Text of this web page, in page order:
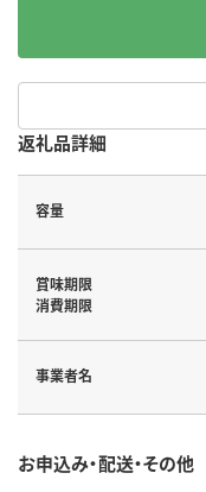
返礼品詳細
容量
賞味期限
消費期限
事業者名
お申込み・配送・その他